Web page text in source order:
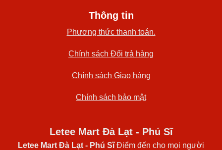
Thông tin
Phương thức thanh toán.
Chính sách Đổi trả hàng
Chính sách Giao hàng
Chính sách bảo mật
Letee Mart Đà Lạt - Phú Sĩ
Letee Mart Đà Lạt - Phú SĩĐiểm đến cho mọi người